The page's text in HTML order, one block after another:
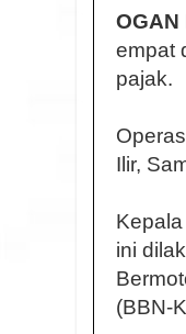
OGAN
empat
pajak.
Ilir,
ini
(BBN-